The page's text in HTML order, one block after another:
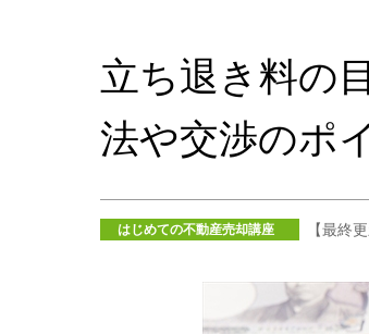
立ち退き料の
法や交渉のポ
はじめての不動産売却講座 【最終